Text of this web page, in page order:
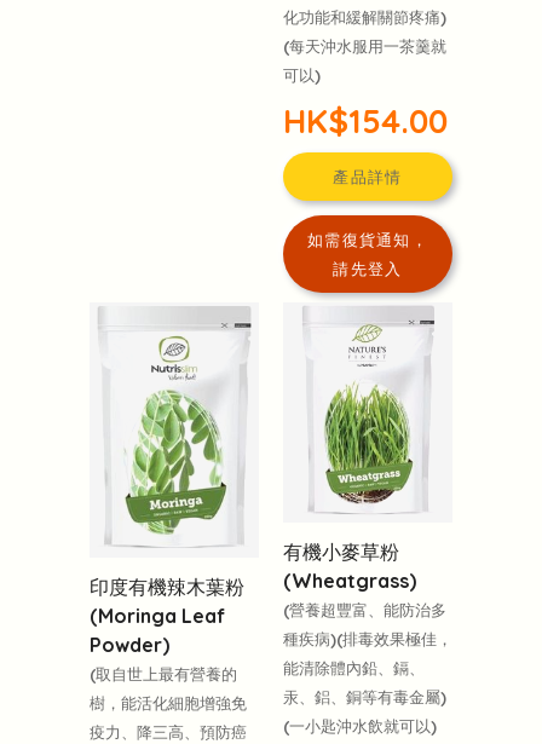
化功能和緩解關節疼痛)
(每天沖水服用一茶羹就
可以)
HK$154.00
產品詳情
如需復貨通知，
請先登入
印度有機辣木葉粉
(Moringa Leaf
Powder)
(取自世上最有營養的
樹，能活化細胞增強免
疫力、降三高、預防癌
有機小麥草粉
(Wheatgrass)
(營養超豐富、能防治多
種疾病)(排毒效果極佳，
能清除體內鉛、鎘、
汞、鋁、銅等有毒金屬)
(一小匙沖水飲就可以)